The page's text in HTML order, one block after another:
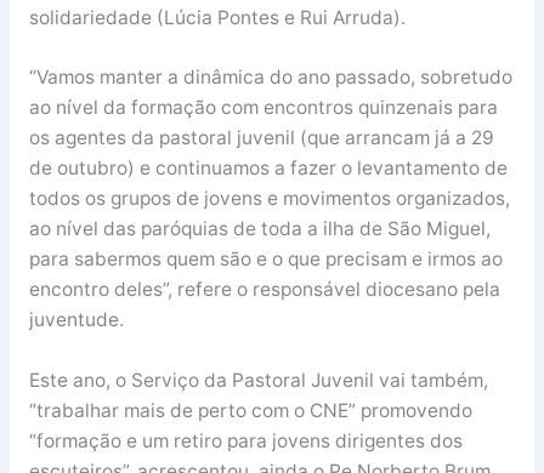
solidariedade (Lúcia Pontes e Rui Arruda).
“Vamos manter a dinâmica do ano passado, sobretudo
ao nível da formação com encontros quinzenais para
os agentes da pastoral juvenil (que arrancam já a 29
de outubro) e continuamos a fazer o levantamento de
todos os grupos de jovens e movimentos organizados,
ao nível das paróquias de toda a ilha de São Miguel,
para sabermos quem são e o que precisam e irmos ao
encontro deles”, refere o responsável diocesano pela
juventude.
Este ano, o Serviço da Pastoral Juvenil vai também,
“trabalhar mais de perto com o CNE” promovendo
“formação e um retiro para jovens dirigentes dos